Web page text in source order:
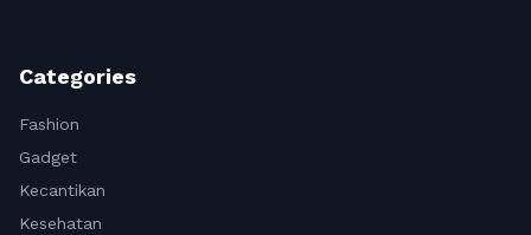
Categories
Fashion
Gadget
Kecantikan
Kesehatan